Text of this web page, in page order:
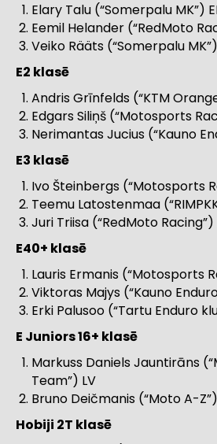
Elary Talu (“Somerpalu MK”)
Eemil Helander (“RedMoto
Veiko Rääts (“Somerpalu MK”)
E2 klasē
Andris Grīnfelds (“KTM
Edgars Siliņš (“Motosports
Nerimantas Jucius (“Kauno
E3 klasē
Ivo Šteinbergs (“Motosports
Teemu Latostenmaa
Juri Triisa (“RedMoto Racing”)
E40+ klasē
Lauris Ermanis (“Motosports
Viktoras Majys (“Kauno
Erki Palusoo (“Tartu Enduro
E Juniors 16+ klasē
Markuss Daniels Jauntirāns
Team”) LV
Bruno Deičmanis (“Moto A-
Hobiji 2T klasē